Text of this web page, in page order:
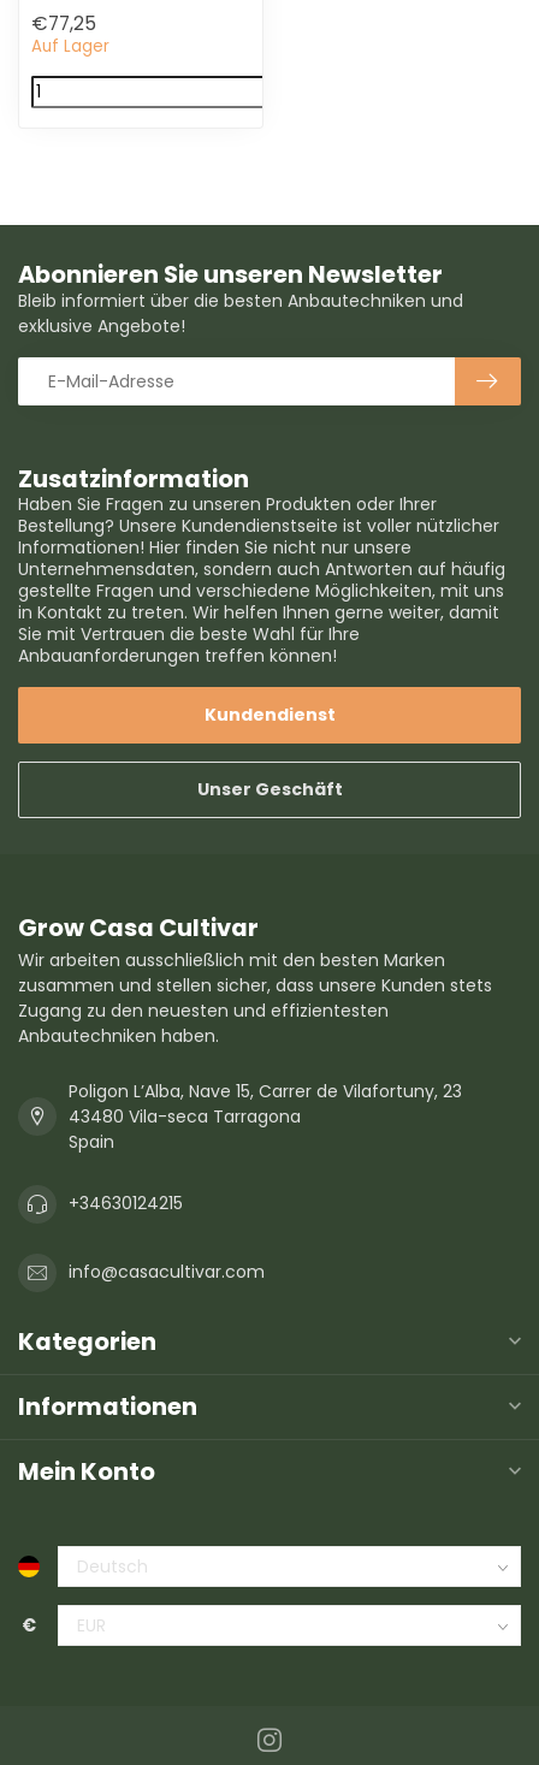
€77,25
Auf Lager
Zusatzinformation
Haben Sie Fragen zu unseren Produkten oder Ihrer
Bestellung? Unsere Kundendienstseite ist voller nützlicher
Informationen! Hier finden Sie nicht nur unsere
Unternehmensdaten, sondern auch Antworten auf häufig
gestellte Fragen und verschiedene Möglichkeiten, mit uns
in Kontakt zu treten. Wir helfen Ihnen gerne weiter, damit
Sie mit Vertrauen die beste Wahl für Ihre
Anbauanforderungen treffen können!
Kundendienst
Unser Geschäft
Abonnieren Sie unseren Newsletter
Bleib informiert über die besten Anbautechniken und
exklusive Angebote!
Grow Casa Cultivar
Wir arbeiten ausschließlich mit den besten Marken
zusammen und stellen sicher, dass unsere Kunden stets
Zugang zu den neuesten und effizientesten
Anbautechniken haben.
Poligon L’Alba, Nave 15, Carrer de Vilafortuny, 23
43480 Vila-seca Tarragona
Spain
+34630124215
info@casacultivar.com
Kategorien
Informationen
Mein Konto
€